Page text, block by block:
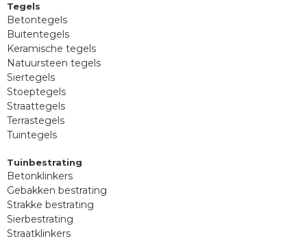
Tegels
Betontegels
Buitentegels
Keramische tegels
Natuursteen tegels
Siertegels
Stoeptegels
Straattegels
Terrastegels
Tuintegels
Tuinbestrating
Betonklinkers
Gebakken bestrating
Strakke bestrating
Sierbestrating
Straatklinkers